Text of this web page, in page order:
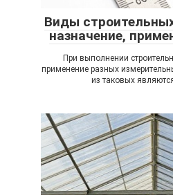
Виды
назначение,
При выполнении
применение разных
из таковых